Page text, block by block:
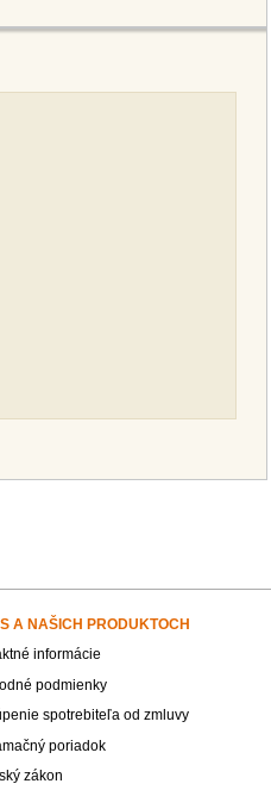
A NAŠICH PRODUKTOCH
informácie
podmienky
spotrebiteľa od zmluvy
poriadok
zákon